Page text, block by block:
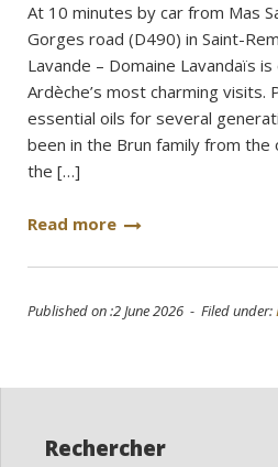
At 10 minutes by car from Mas
Gorges road (D490) in Saint-
Lavande – Domaine Lavandaïs
Ardèche’s most charming
essential oils for several
been in the Brun family from
the […]
Read more
Published on :2 June 2026 - Filed under:
Rechercher